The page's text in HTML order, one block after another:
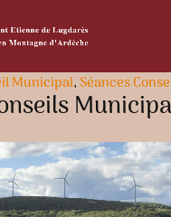
Municipal,Séances